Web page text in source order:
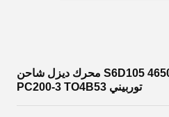
S6D105 4650440261 6137828200 محرك ديزل شاحن
توربيني PC200-3 TO4B53